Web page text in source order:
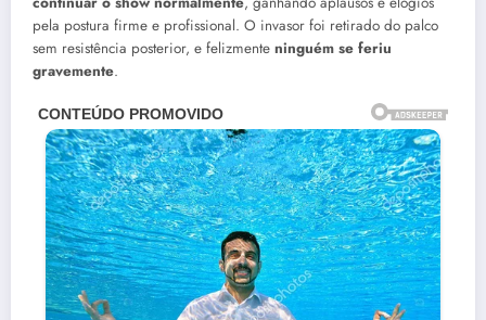
pela postura firme e profissional. O invasor foi retirado do palco
sem resistência posterior, e felizmente ninguém se feriu
gravemente.